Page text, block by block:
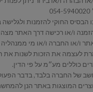
ו/או רכישה דרך האתר
ו/או החברה ו/או מי ממנהליה